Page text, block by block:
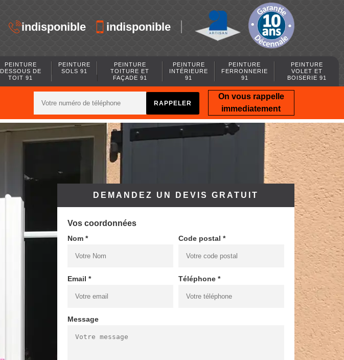
indisponible indisponible
PEINTURE
DESSOUS DE
TOIT 91
PEINTURE
SOLS 91
PEINTURE
TOITURE ET
FAÇADE 91
PEINTURE
INTÉRIEURE
91
PEINTURE
FERRONNERIE
91
PEINTURE
VOLET ET
BOISERIE 91
On vous rappelle
immediatement
DEMANDEZ UN DEVIS GRATUIT
Vos coordonnées
Nom * Code postal *
Email * Téléphone *
Message